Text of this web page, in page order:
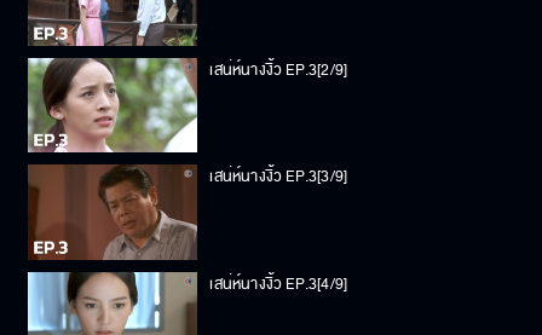
เสน่ห์นางงิ้ว EP.3[2/9]
เสน่ห์นางงิ้ว EP.3[3/9]
เสน่ห์นางงิ้ว EP.3[4/9]